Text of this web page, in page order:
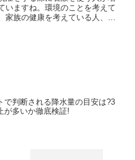
いますね。環境のことを考えて
家族の健康を考えている人、そ
で判断される降水量の目安は?3
が多いか徹底検証!